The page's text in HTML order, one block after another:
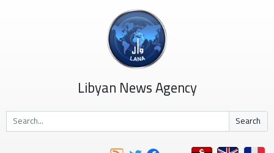
Libyan News Agency
Search